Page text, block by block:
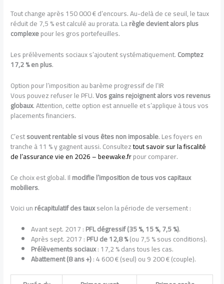
Tout change après 150 000 € d’encours. Au-delà de ce seuil, le taux
réduit de 7,5 % est calculé au prorata. Larègle devient alors plus
complexepour les gros portefeuilles.
Les prélèvements sociaux s’ajoutent systématiquement.Comptez
17,2 % en plus.
Option pour l’imposition au barème progressif de l’IR
Vous pouvez refuser le PFU.Vos gains rejoignent alors vos revenus
globaux. Attention, cette option est annuelle et s’applique à tous vos
placements financiers.
C’estsouvent rentable si vous êtes non imposable. Les foyers en
tranche à 11 % y gagnent aussi. Consulteztout savoir sur la fiscalité
de l’assurance vie en 2026 – beewake.frpour comparer.
Ce choix est global. Ilmodifie l’imposition de tous vos capitaux
mobiliers.
Voici unrécapitulatif des tauxselon la période de versement :
Avant sept. 2017 :PFL dégressif (35 %, 15 %, 7,5 %).
Après sept. 2017 :PFU de 12,8 %(ou 7,5 % sous conditions).
Prélèvements sociaux: 17,2 % dans tous les cas.
Abattement (8 ans +): 4 600 € (seul) ou 9 200 € (couple).